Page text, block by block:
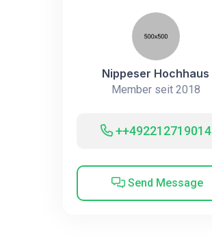
Nippeser Hochhaus
Member seit 2018
++492212719014
Send Message